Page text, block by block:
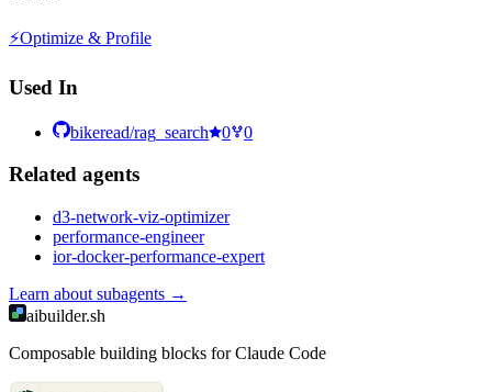
⚡Optimize & Profile
Used In
bikeread/rag_search 0 0
Related agents
d3-network-viz-optimizer
performance-engineer
ior-docker-performance-expert
Learn about subagents →
aibuilder.sh
Composable building blocks for Claude Code